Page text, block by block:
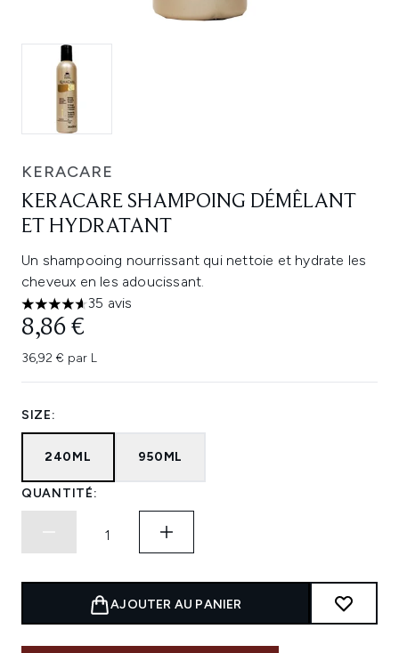
KERACARE
KERACARE SHAMPOING DÉMÊLANT
ET HYDRATANT
Un shampooing nourrissant qui nettoie et hydrate les
cheveux en les adoucissant.
4.63 étoiles sur un maximum de 5
35 avis
8,86 €
36,92 € par L
SIZE:
240ML 950ML
QUANTITÉ:
AJOUTER AU PANIER